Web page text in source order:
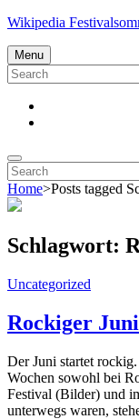
Skip
content
Wikipedia
Menu
Search
for:
Search
Search
for:
Home>Posts tagged
Schlagwort:
Cat
Uncategorized
Rockiger Juni
Der Juni startet
Wochen sowohl bei
Festival (Bilder) und
unterwegs waren,